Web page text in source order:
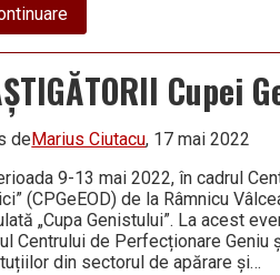
about
CINE
VA
REPREZENTA
VÂLCEA
la
Națională
de
ping-
pong?
Cupei
de Marius Ciutacu, 17 mai 2022
9-13 mai 2022, în cadrul
(CPGeEOD) de la Râmnicu
„Cupa Genistului”. La acest
Centrului de Perfecționare Geniu
din sectorul de apărare și…